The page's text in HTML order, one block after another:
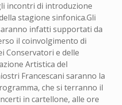
incontri di introduzione
stagione sinfonica.Gli
infatti supportati da
il coinvolgimento di
Conservatori e delle
Artistica del
Francescani saranno la
che si terranno il
in cartellone, alle ore